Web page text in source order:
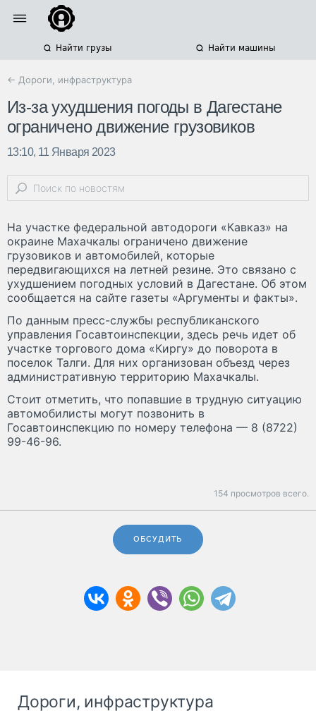
Найти грузы Найти машины
← Дороги, инфраструктура
Из-за ухудшения погоды в Дагестане
ограничено движение грузовиков
13:10, 11 Января 2023
На участке федеральной автодороги «Кавказ» на
окраине Махачкалы ограничено движение
грузовиков и автомобилей, которые
передвигающихся на летней резине. Это связано с
ухудшением погодных условий в Дагестане. Об этом
сообщается на сайте газеты «Аргументы и факты».
По данным пресс-службы республиканского
управления Госавтоинспекции, здесь речь идет об
участке торгового дома «Киргу» до поворота в
поселок Талги. Для них организован объезд через
административную территорию Махачкалы.
Стоит отметить, что попавшие в трудную ситуацию
автомобилисты могут позвонить в
Госавтоинспекцию по номеру телефона — 8 (8722)
99-46-96.
154 просмотров всего.
ОБСУДИТЬ
Дороги, инфраструктура